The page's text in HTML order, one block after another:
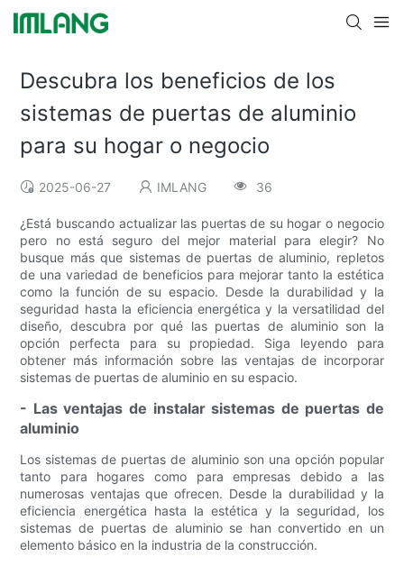
Descubra los beneficios de los
sistemas de puertas de aluminio
para su hogar o negocio
2025-06-27 IMLANG 36
¿Está buscando actualizar las puertas de su hogar o negocio
pero no está seguro del mejor material para elegir? No
busque más que sistemas de puertas de aluminio, repletos
de una variedad de beneficios para mejorar tanto la estética
como la función de su espacio. Desde la durabilidad y la
seguridad hasta la eficiencia energética y la versatilidad del
diseño, descubra por qué las puertas de aluminio son la
opción perfecta para su propiedad. Siga leyendo para
obtener más información sobre las ventajas de incorporar
sistemas de puertas de aluminio en su espacio.
- Las ventajas de instalar sistemas de puertas de
aluminio
Los sistemas de puertas de aluminio son una opción popular
tanto para hogares como para empresas debido a las
numerosas ventajas que ofrecen. Desde la durabilidad y la
eficiencia energética hasta la estética y la seguridad, los
sistemas de puertas de aluminio se han convertido en un
elemento básico en la industria de la construcción.